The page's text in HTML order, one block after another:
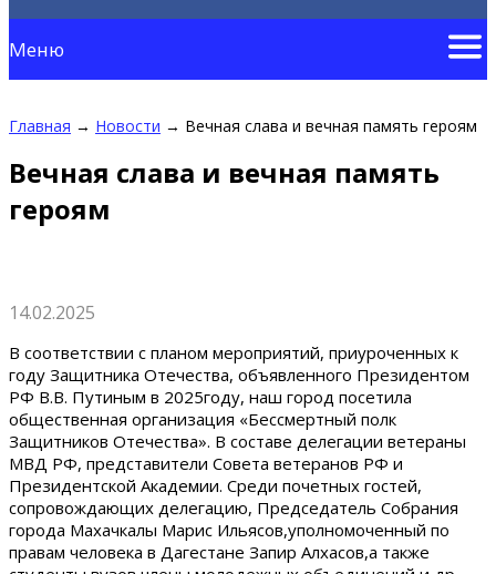
Меню
Главная → Новости → Вечная слава и вечная память героям
Вечная слава и вечная память
героям
14.02.2025
В соответствии с планом мероприятий, приуроченных к
году Защитника Отечества, объявленного Президентом
РФ В.В. Путиным в 2025году, наш город посетила
общественная организация «Бессмертный полк
Защитников Отечества». В составе делегации ветераны
МВД РФ, представители Совета ветеранов РФ и
Президентской Академии. Среди почетных гостей,
сопровождающих делегацию, Председатель Собрания
города Махачкалы Марис Ильясов,уполномоченный по
правам человека в Дагестане Запир Алхасов,а также